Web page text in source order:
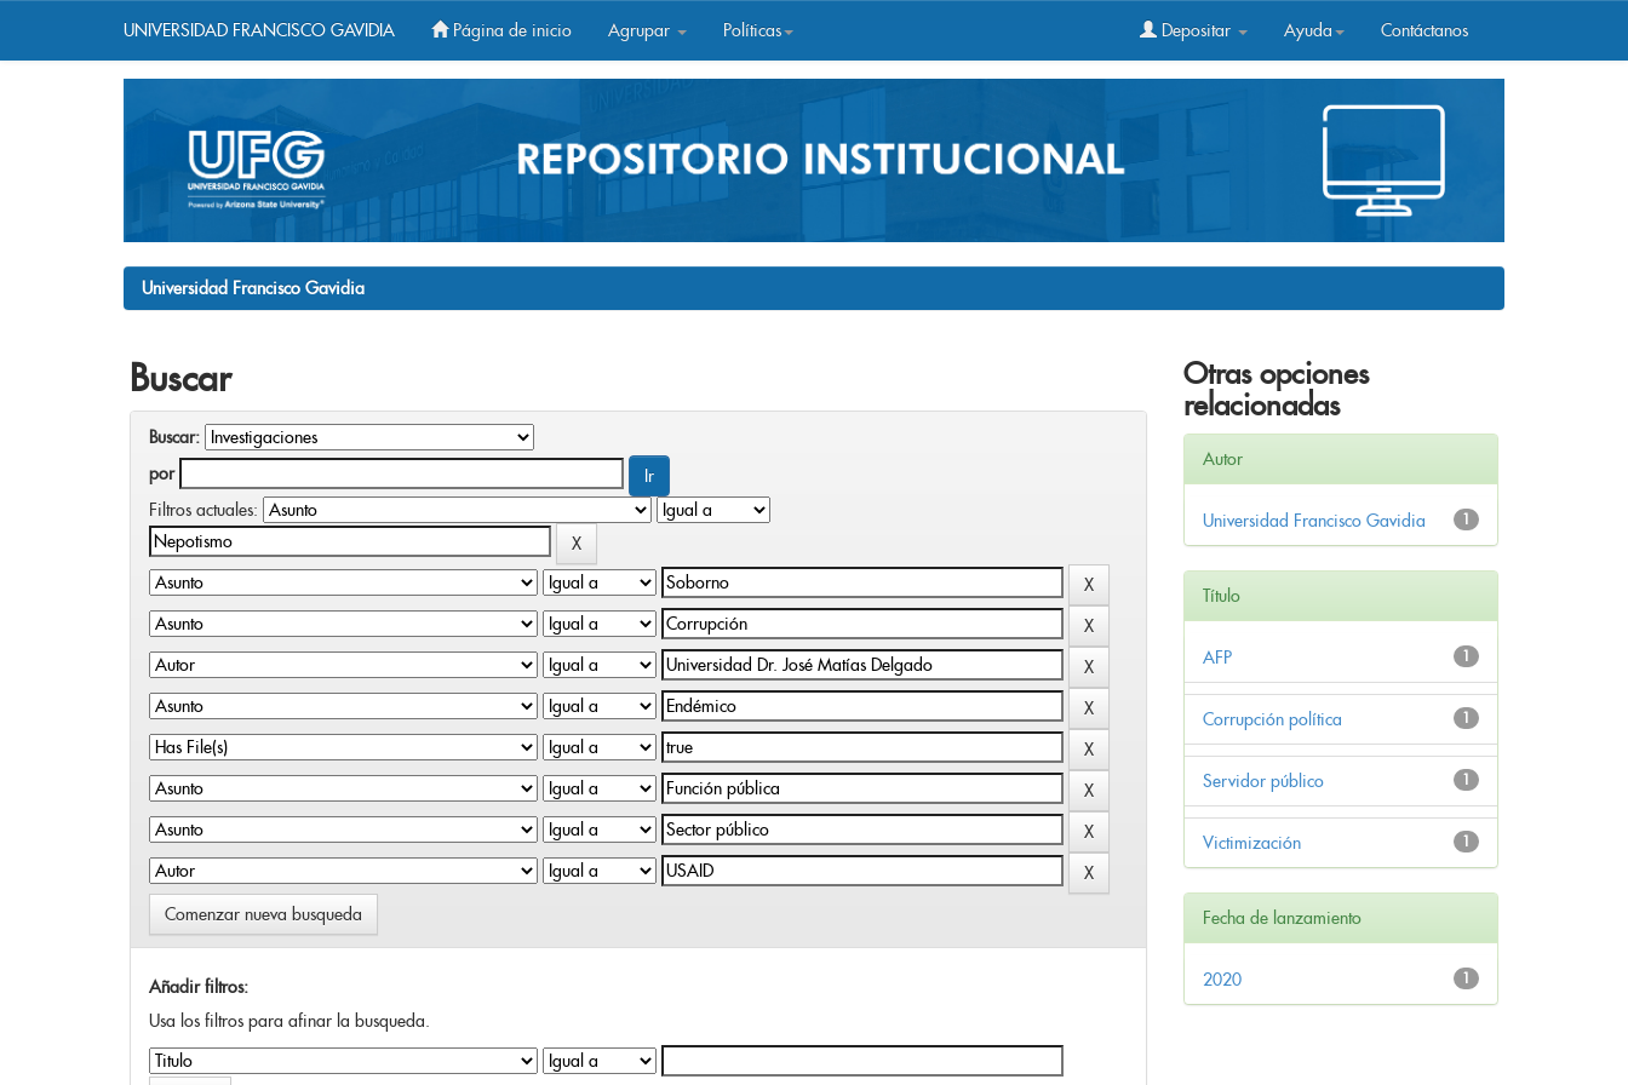
UNIVERSIDAD FRANCISCO GAVIDIA Página de inicio Agrupar Políticas Depositar Ayuda Contáctanos
Universidad Francisco Gavidia
Buscar
Buscar:
por
Filtros actuales:
Comenzar nueva busqueda
Añadir filtros:
Usa los filtros para afinar la busqueda.
Otras opciones
relacionadas
Autor
1
Universidad Francisco Gavidia
Título
1
AFP
1
Corrupción política
1
Servidor público
1
Victimización
Fecha de lanzamiento
1
2020